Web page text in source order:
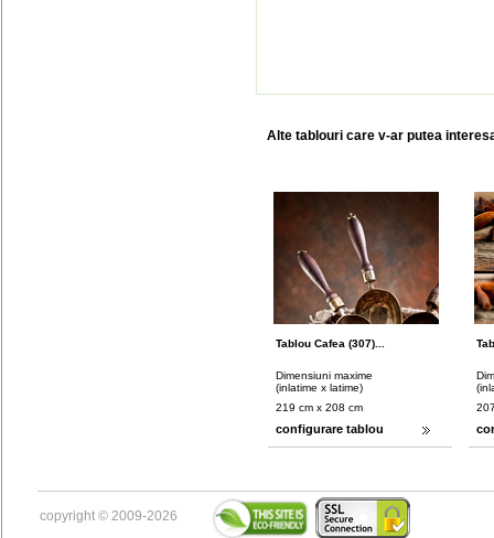
Alte tablouri care v-ar putea
Tablou Cafea (307)...
Dimensiuni maxime
(inlatime x latime)
219 cm x 208 cm
configurare tablou
copyright © 2009-2026